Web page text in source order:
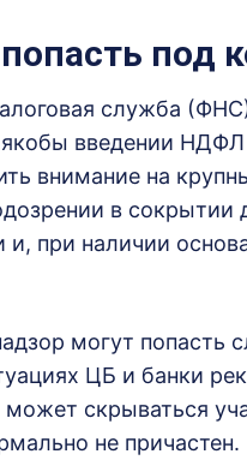
под
служба
введении
внимание на
в сокрытии
и, при наличии
могут попасть
ЦБ и банки
скрываться
не причастен.